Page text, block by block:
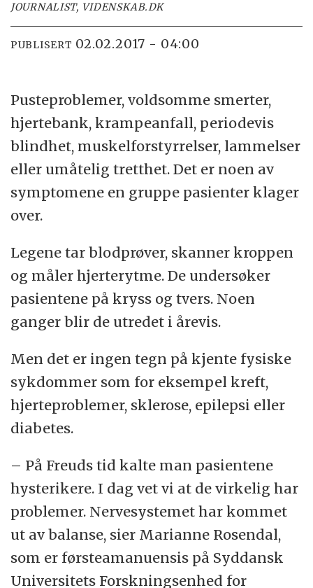
JOURNALIST, VIDENSKAB.DK
PUBLISERT 02.02.2017 - 04:00
Pusteproblemer, voldsomme smerter,
hjertebank, krampeanfall, periodevis
blindhet, muskelforstyrrelser, lammelser
eller umåtelig tretthet. Det er noen av
symptomene en gruppe pasienter klager
over.
Legene tar blodprøver, skanner kroppen
og måler hjerterytme. De undersøker
pasientene på kryss og tvers. Noen
ganger blir de utredet i årevis.
Men det er ingen tegn på kjente fysiske
sykdommer som for eksempel kreft,
hjerteproblemer, sklerose, epilepsi eller
diabetes.
– På Freuds tid kalte man pasientene
hysterikere. I dag vet vi at de virkelig har
problemer. Nervesystemet har kommet
ut av balanse, sier Marianne Rosendal,
som er førsteamanuensis på Syddansk
Universitets Forskningsenhed for